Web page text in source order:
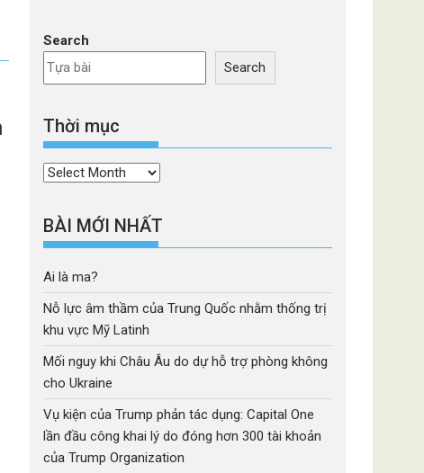
Search
Search
Thời mục
Thời
BÀI MỚI NHẤT
Ai là ma?
Nỗ lực âm thầm của Trung Quốc nhằm thống trị
khu vực Mỹ Latinh
Mối nguy khi Châu Âu do dự hỗ trợ phòng không
cho Ukraine
Vụ kiện của Trump phản tác dụng: Capital One
lần đầu công khai lý do đóng hơn 300 tài khoản
của Trump Organization